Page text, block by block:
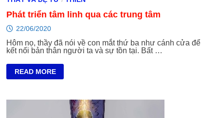
Phát triển tâm linh qua các trung tâm
22/06/2020
Hôm nọ, thầy đã nói về con mắt thứ ba như cánh cửa để
kết nối bản thân người ta và sự tồn tại. Bất …
PHÁT
READ MORE